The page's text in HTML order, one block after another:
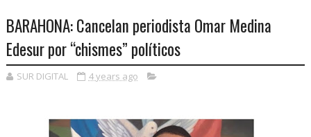
BARAHONA: Cancelan periodista Omar Medina
Edesur por “chismes” políticos
SUR DIGITAL 4 years ago